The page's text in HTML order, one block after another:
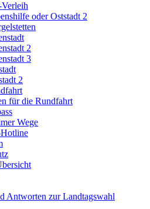
oder Oststadt 2
2
3
2
für die Rundfahrt
Wege
Antworten zur Landtagswahl